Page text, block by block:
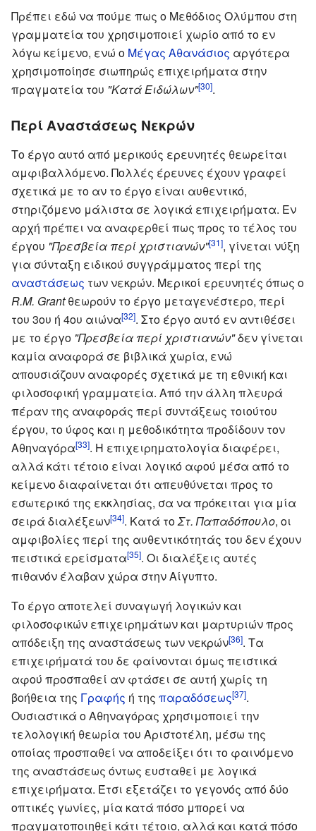
Πρέπει εδώ να πούμε πως ο Μεθόδιος Ολύμπου στη
γραμματεία του χρησιμοποιεί χωρίο από το εν
λόγω κείμενο, ενώ ο Μέγας Αθανάσιος αργότερα
χρησιμοποίησε σιωπηρώς επιχειρήματα στην
πραγματεία του "Κατά Ειδώλων"[30].
Περί Αναστάσεως Νεκρών
Το έργο αυτό από μερικούς ερευνητές θεωρείται
αμφιβαλλόμενο. Πολλές έρευνες έχουν γραφεί
σχετικά με το αν το έργο είναι αυθεντικό,
στηριζόμενο μάλιστα σε λογικά επιχειρήματα. Εν
αρχή πρέπει να αναφερθεί πως προς το τέλος του
έργου "Πρεσβεία περί χριστιανών"[31], γίνεται νύξη
για σύνταξη ειδικού συγγράμματος περί της
αναστάσεως των νεκρών. Μερικοί ερευνητές όπως ο
R.M. Grantθεωρούν το έργο μεταγενέστερο, περί
του 3ου ή 4ου αιώνα[32]. Στο έργο αυτό εν αντιθέσει
με το έργο "Πρεσβεία περί χριστιανών"δεν γίνεται
καμία αναφορά σε βιβλικά χωρία, ενώ
απουσιάζουν αναφορές σχετικά με τη εθνική και
φιλοσοφική γραμματεία. Από την άλλη πλευρά
πέραν της αναφοράς περί συντάξεως τοιούτου
έργου, το ύφος και η μεθοδικότητα προδίδουν τον
Αθηναγόρα[33]. Η επιχειρηματολογία διαφέρει,
αλλά κάτι τέτοιο είναι λογικό αφού μέσα από το
κείμενο διαφαίνεται ότι απευθύνεται προς το
εσωτερικό της εκκλησίας, σα να πρόκειται για μία
σειρά διαλέξεων[34]. Κατά τοΣτ. Παπαδόπουλο, οι
αμφιβολίες περί της αυθεντικότητάς του δεν έχουν
πειστικά ερείσματα[35]. Οι διαλέξεις αυτές
πιθανόν έλαβαν χώρα στην Αίγυπτο.
Το έργο αποτελεί συναγωγή λογικών και
φιλοσοφικών επιχειρημάτων και μαρτυριών προς
απόδειξη της αναστάσεως των νεκρών[36]. Τα
επιχειρήματά του δε φαίνονται όμως πειστικά
αφού προσπαθεί αν φτάσει σε αυτή χωρίς τη
βοήθεια της Γραφής ή της παραδόσεως[37].
Ουσιαστικά ο Αθηναγόρας χρησιμοποιεί την
τελολογική θεωρία του Αριστοτέλη, μέσω της
οποίας προσπαθεί να αποδείξει ότι το φαινόμενο
της αναστάσεως όντως ευσταθεί με λογικά
επιχειρήματα. Έτσι εξετάζει το γεγονός από δύο
οπτικές γωνίες, μία κατά πόσο μπορεί να
πραγματοποιηθεί κάτι τέτοιο, αλλά και κατά πόσο